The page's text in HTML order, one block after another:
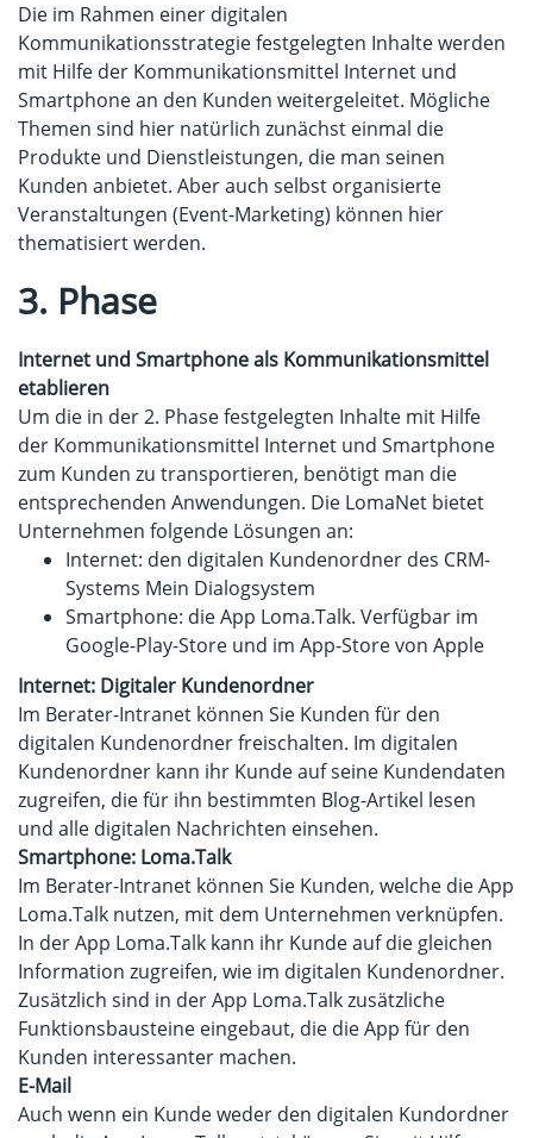
Die im Rahmen einer digitalen
Kommunikationsstrategie festgelegten Inhalte werden
mit Hilfe der Kommunikationsmittel Internet und
Smartphone an den Kunden weitergeleitet. Mögliche
Themen sind hier natürlich zunächst einmal die
Produkte und Dienstleistungen, die man seinen
Kunden anbietet. Aber auch selbst organisierte
Veranstaltungen (Event-Marketing) können hier
thematisiert werden.
3. Phase
Internet und Smartphone als Kommunikationsmittel
etablieren
Um die in der 2. Phase festgelegten Inhalte mit Hilfe
der Kommunikationsmittel Internet und Smartphone
zum Kunden zu transportieren, benötigt man die
entsprechenden Anwendungen. Die LomaNet bietet
Unternehmen folgende Lösungen an:
Internet: den digitalen Kundenordner des CRM-
Systems Mein Dialogsystem
Smartphone: die App Loma.Talk. Verfügbar im
Google-Play-Store und im App-Store von Apple
Internet: Digitaler Kundenordner
Im Berater-Intranet können Sie Kunden für den
digitalen Kundenordner freischalten. Im digitalen
Kundenordner kann ihr Kunde auf seine Kundendaten
zugreifen, die für ihn bestimmten Blog-Artikel lesen
und alle digitalen Nachrichten einsehen.
Smartphone: Loma.Talk
Im Berater-Intranet können Sie Kunden, welche die App
Loma.Talk nutzen, mit dem Unternehmen verknüpfen.
In der App Loma.Talk kann ihr Kunde auf die gleichen
Information zugreifen, wie im digitalen Kundenordner.
Zusätzlich sind in der App Loma.Talk zusätzliche
Funktionsbausteine eingebaut, die die App für den
Kunden interessanter machen.
E-Mail
Auch wenn ein Kunde weder den digitalen Kundordner